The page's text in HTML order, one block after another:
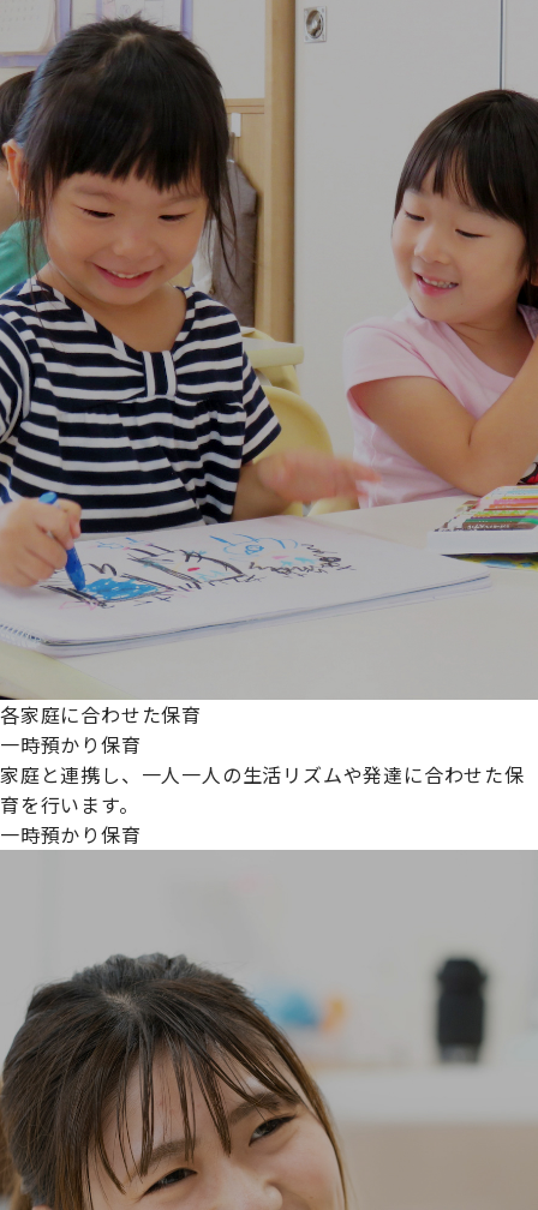
各家庭に合わせた保育
一時預かり保育
家庭と連携し、一人一人の生活リズムや発達に合わせた保
育を行います。
一時預かり保育